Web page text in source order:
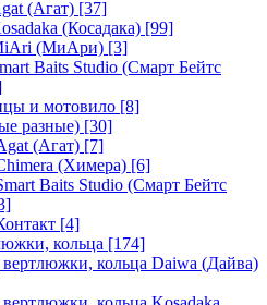
(Агат) [37]
(Косадака) [99]
(МиАри) [3]
Baits Studio (Смарт Бейтс
и мотовило [8]
разные) [30]
(Агат) [7]
(Химера) [6]
Baits Studio (Смарт Бейтс
[4]
кольца [174]
кольца Daiwa (Дайва)